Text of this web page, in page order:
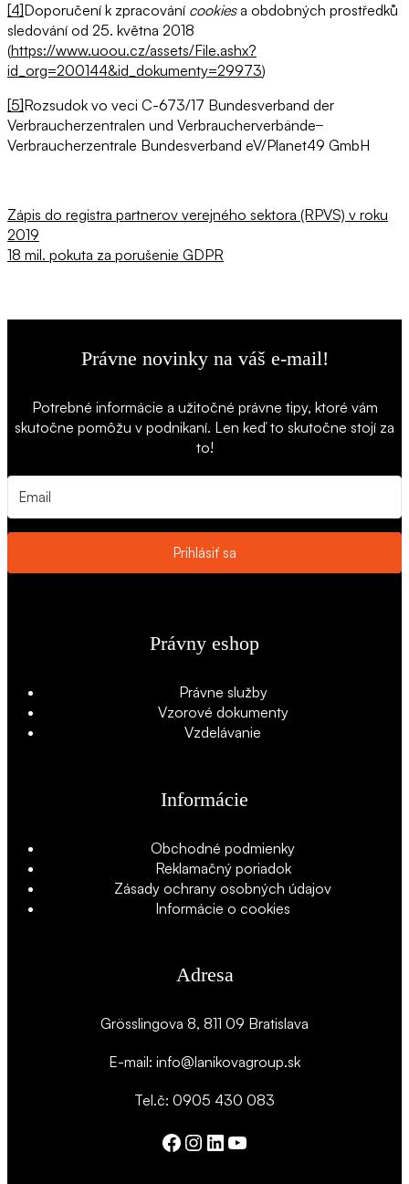
[4]Doporučení k zpracování cookiesa obdobných prostředků
sledování od 25. května 2018
(https://www.uoou.cz/assets/File.ashx?
id_org=200144&id_dokumenty=29973)
[5]Rozsudok vo veci C-673/17 Bundesverband der
Verbraucherzentralen und Verbraucherverbände ̶
Verbraucherzentrale Bundesverband eV/Planet49 GmbH
Navigácia
v
článku
Predchádzajúci
článok:
Zápis do registra partnerov verejného sektora (RPVS) v roku
2019
Nasledujúci
18 mil. pokuta za porušenie GDPR
Právne novinky na váš e-mail!
Potrebné informácie a užitočné právne tipy, ktoré vám
skutočne pomôžu v podnikaní. Len keď to skutočne stojí za
to!
Prihlásiť sa
Právny eshop
Právne služby
Vzorové dokumenty
Vzdelávanie
Informácie
Obchodné podmienky
Reklamačný poriadok
Zásady ochrany osobných údajov
Informácie o cookies
Adresa
Grösslingova 8, 811 09 Bratislava
E-mail: info@lanikovagroup.sk
Tel.č: 0905 430 083
Facebook
Instagram
LinkedIn
YouTube